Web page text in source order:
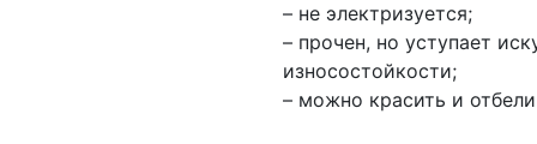
– не электризуется;
– прочен, но уступает
износостойкости;
– можно красить и